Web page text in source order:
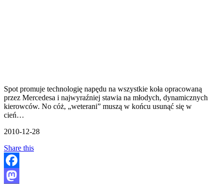
Spot promuje technologię napędu na wszystkie koła opracowaną
przez Mercedesa i najwyraźniej stawia na młodych, dynamicznych
kierowców. No cóż, „weterani” muszą w końcu usunąć się w
cień…
2010-12-28
Share this
Facebook